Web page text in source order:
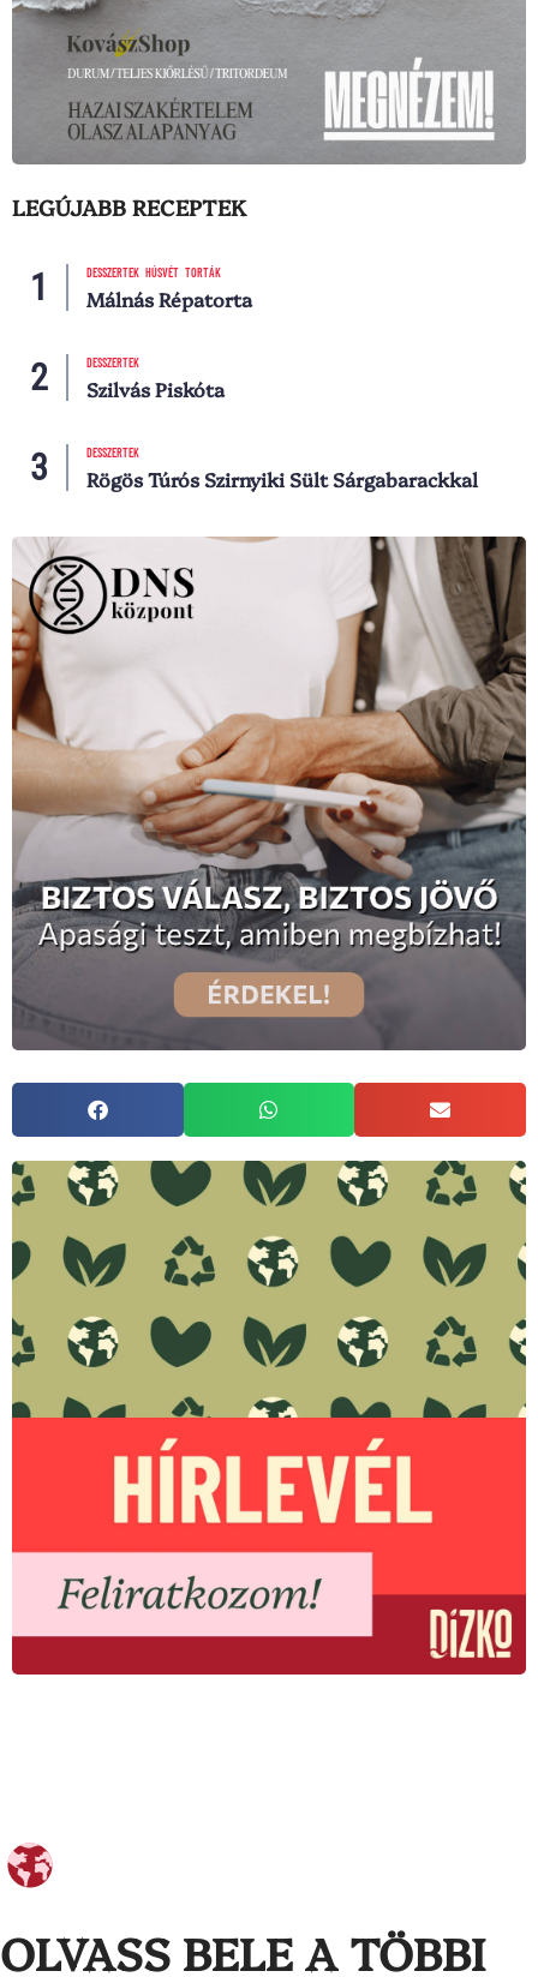
LEGÚJABB RECEPTEK
DESSZERTEK HÚSVÉT TORTÁK
Málnás Répatorta
DESSZERTEK
Szilvás Piskóta
DESSZERTEK
Rögös Túrós Szirnyiki Sült Sárgabarackkal
OLVASS BELE A TÖBBI